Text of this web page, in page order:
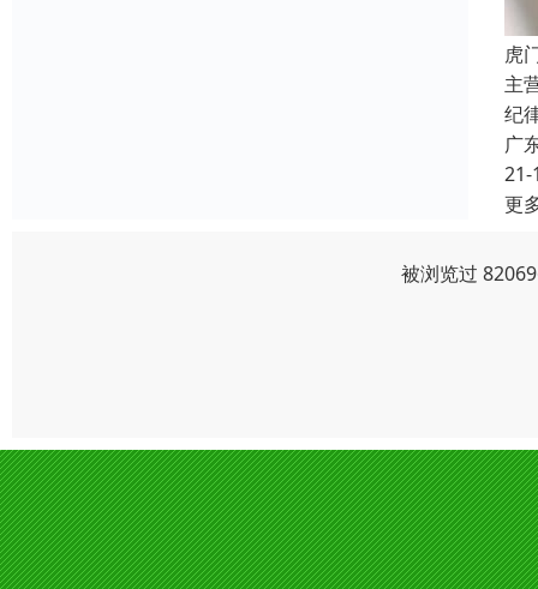
虎
主
纪
广
21-
更
被浏览过